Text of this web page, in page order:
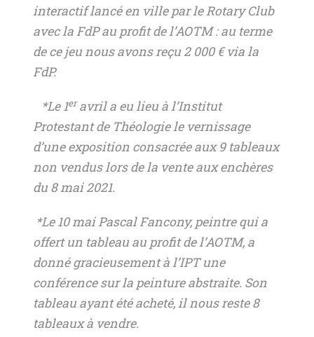
interactif lancé en ville par le Rotary Club
avec la FdP au profit de l’AOTM : au terme
de ce jeu nous avons reçu 2 000 € via la
FdP.
*Le 1eravril a eu lieu à l’Institut
Protestant de Théologie le vernissage
d’une exposition consacrée aux 9 tableaux
non vendus lors de la vente aux enchères
du 8 mai 2021.
*Le 10 mai Pascal Fancony, peintre qui a
offert un tableau au profit de l’AOTM, a
donné gracieusement à l’IPT une
conférence sur la peinture abstraite. Son
tableau ayant été acheté, il nous reste 8
tableaux à vendre.